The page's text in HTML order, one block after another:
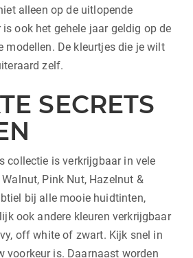
alleen op de uitlopende
ook het gehele jaar geldig op de
modellen. De kleurtjes die je wilt
zelf.
SECRETS
collectie is verkrijgbaar in vele
Pink Nut, Hazelnut &
bij alle mooie huidtinten,
ook andere kleuren verkrijgbaar
off white of zwart. Kijk snel in
voorkeur is. Daarnaast worden